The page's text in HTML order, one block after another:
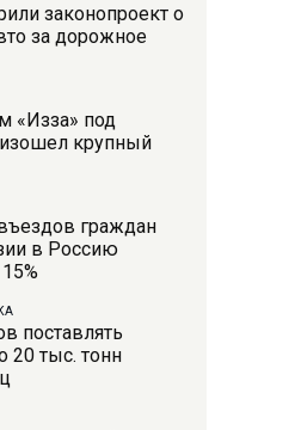
законопроект о
за дорожное
«Изза» под
крупный
граждан
в Россию
поставлять
20 тыс. тонн